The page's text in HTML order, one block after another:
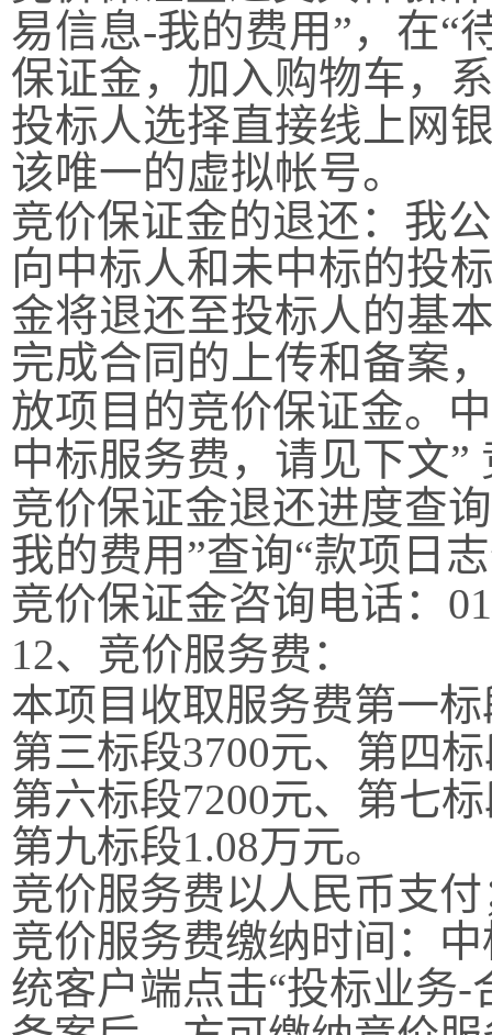
易信息-我的费用”，在“
保证金，加入购物车，
投标人选择直接线上网
该唯一的虚拟帐号。
竞价保证金的退还：我
向中标人和未中标的投
金将退还至投标人的基
完成合同的上传和备案
放项目的竞价保证金。
中标服务费，请见下文”
竞价保证金退还进度查
我的费用”查询“款项日
竞价保证金咨询电话：
12、竞价服务费：
本项目 收取服务费第一
第三标段3700元、第四
第六标段7200元、第七
第九标段1.08万元。
竞价服务费以人民币支付
竞价服务费缴纳时间：
统客户端点击“投标业务-